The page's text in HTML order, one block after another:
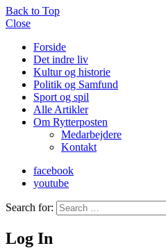
Back to Top
Close
Forside
Det indre liv
Kultur og historie
Politik og Samfund
Sport og spil
Alle Artikler
Om Rytterposten
Medarbejdere
Kontakt
facebook
youtube
Search for:
Log In